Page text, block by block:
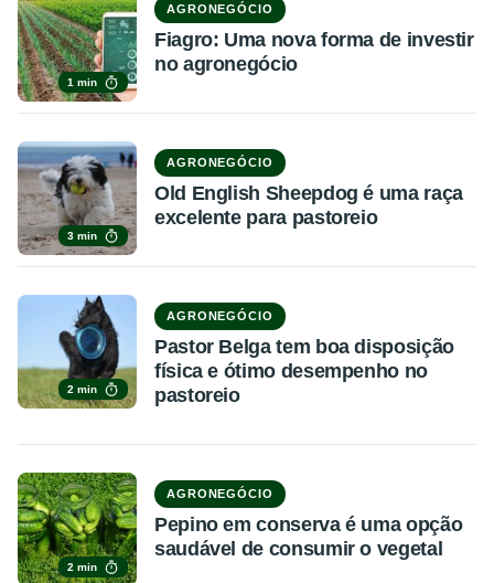
1 min
AGRONEGÓCIO
Fiagro: Uma nova forma de investir
no agronegócio
3 min
AGRONEGÓCIO
Old English Sheepdog é uma raça
excelente para pastoreio
2 min
AGRONEGÓCIO
Pastor Belga tem boa disposição
física e ótimo desempenho no
pastoreio
2 min
AGRONEGÓCIO
Pepino em conserva é uma opção
saudável de consumir o vegetal